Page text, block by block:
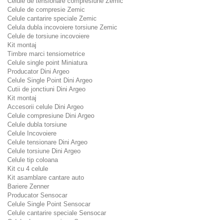
Celule de compresie Zemic
Celule cantarire speciale Zemic
Celula dubla incovoiere torsiune Zemic
Celule de torsiune incovoiere
Kit montaj
Timbre marci tensiometrice
Celule single point Miniatura
Producator Dini Argeo
Celule Single Point Dini Argeo
Cutii de jonctiuni Dini Argeo
Kit montaj
Accesorii celule Dini Argeo
Celule compresiune Dini Argeo
Celule dubla torsiune
Celule Incovoiere
Celule tensionare Dini Argeo
Celule torsiune Dini Argeo
Celule tip coloana
Kit cu 4 celule
Kit asamblare cantare auto
Bariere Zenner
Producator Sensocar
Celule Single Point Sensocar
Celule cantarire speciale Sensocar